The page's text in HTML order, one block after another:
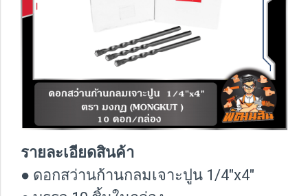
รายละเอียดสินค้า
● ดอกสว่านก้านกลมเจาะปูน 1/4"x4"